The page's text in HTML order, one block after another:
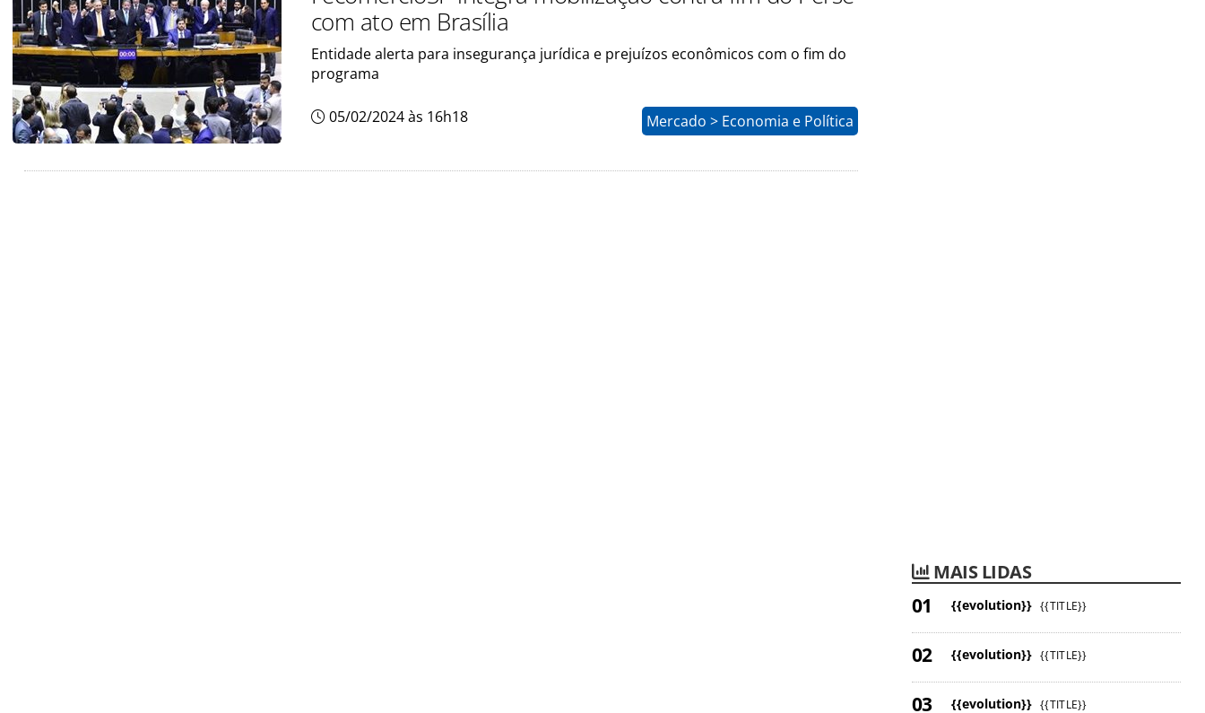
com ato em Brasília
Entidade alerta para insegurança jurídica e prejuízos econômicos com o fim do
programa
05/02/2024 às 16h18 Mercado > Economia e Política
MAIS LIDAS
{{evolution}} {{TITLE}}
{{evolution}} {{TITLE}}
{{evolution}} {{TITLE}}